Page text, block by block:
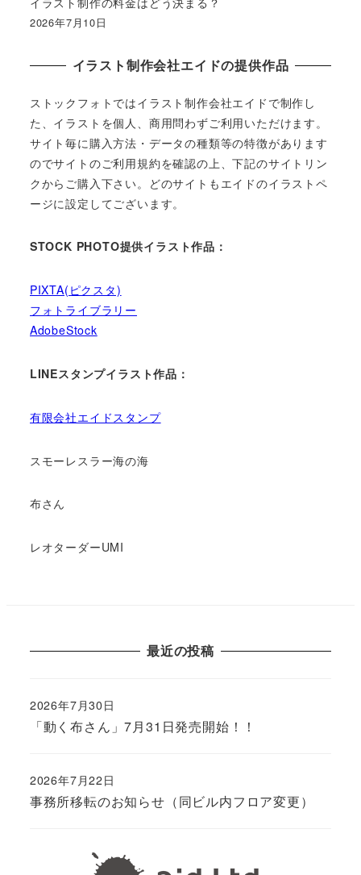
2026年7月10日
イラスト制作会社エイドの提供作品
ストックフォトではイラスト制作会社エイドで制作し
た、イラストを個人、商用問わずご利用いただけます。
サイト毎に購入方法・データの種類等の特徴があります
のでサイトのご利用規約を確認の上、下記のサイトリン
クからご購入下さい。どのサイトもエイドのイラストペ
ージに設定してございます。
STOCK PHOTO提供イラスト作品：
PIXTA(ピクスタ)
フォトライブラリー
AdobeStock
LINEスタンプイラスト作品：
有限会社エイドスタンプ
スモーレスラー海の海
布さん
レオターダーUMI
最近の投稿
「動く布さん」7月31日発売開始！！
2026年7月30日
事務所移転のお知らせ（同ビル内フロア変更）
2026年7月22日